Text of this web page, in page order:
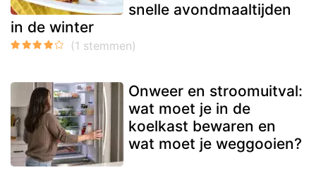
snelle avondmaaltijden
in de winter
Onweer en stroomuitval:
wat moet je in de
koelkast bewaren en
wat moet je weggooien?